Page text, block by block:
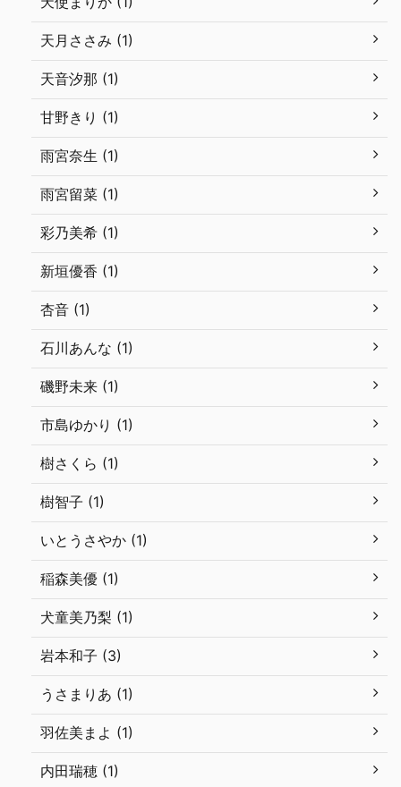
天月ささみ (1)
天音汐那 (1)
甘野きり (1)
雨宮奈生 (1)
雨宮留菜 (1)
彩乃美希 (1)
新垣優香 (1)
杏音 (1)
石川あんな (1)
磯野未来 (1)
市島ゆかり (1)
樹さくら (1)
樹智子 (1)
いとうさやか (1)
稲森美優 (1)
犬童美乃梨 (1)
岩本和子 (3)
うさまりあ (1)
羽佐美まよ (1)
内田瑞穂 (1)